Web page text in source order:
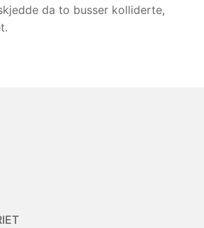
da to busser kolliderte,